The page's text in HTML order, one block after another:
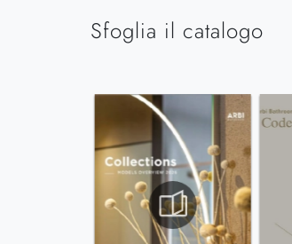
Sfoglia il catalogo